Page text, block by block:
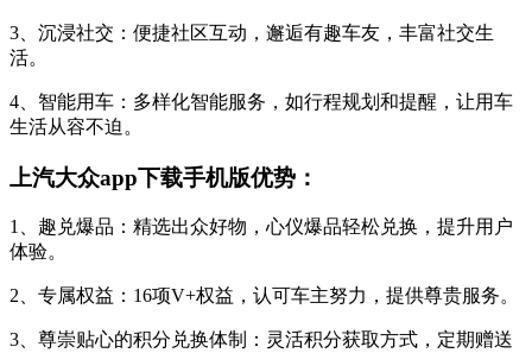
3、沉浸社交：便捷社区互动，邂逅有趣车友，丰富社交生
活。
4、智能用车：多样化智能服务，如行程规划和提醒，让用车
生活从容不迫。
上汽大众app下载手机版优势：
1、趣兑爆品：精选出众好物，心仪爆品轻松兑换，提升用户
体验。
2、专属权益：16项V+权益，认可车主努力，提供尊贵服务。
3、尊崇贴心的积分兑换体制：灵活积分获取方式，定期赠送